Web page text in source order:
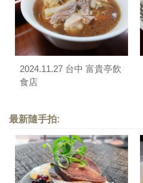
2024.11.27 台中 富貴亭飲
食店
最新隨手拍: